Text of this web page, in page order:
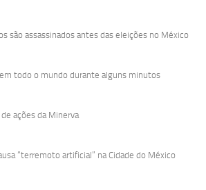
são assassinados antes das eleições no México
todo o mundo durante alguns minutos
ações da Minerva
“terremoto artificial” na Cidade do México